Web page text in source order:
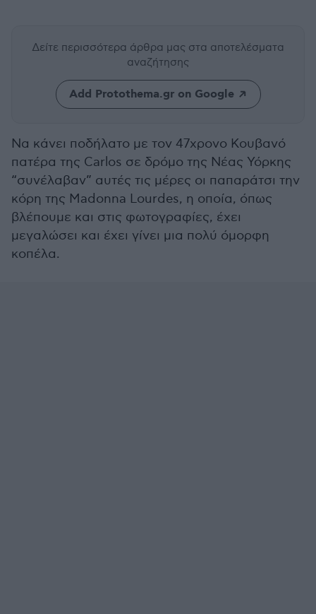
Δείτε περισσότερα άρθρα μας στα αποτελέσματα
αναζήτησης
Add Protothema.gr on Google
Να κάνει ποδήλατο με τον 47χρονο Κουβανό
πατέρα της Carlos σε δρόμο της Νέας Υόρκης
“συνέλαβαν” αυτές τις μέρες οι παπαράτσι την
κόρη της Madonna Lourdes, η οποία, όπως
βλέπουμε και στις φωτογραφίες, έχει
μεγαλώσει και έχει γίνει μια πολύ όμορφη
κοπέλα.